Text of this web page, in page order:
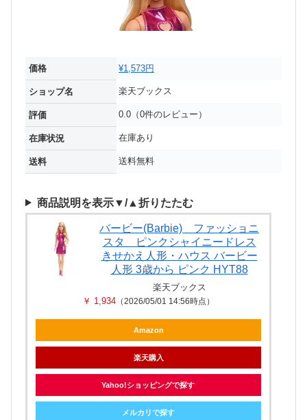
価格 ¥1,573円
ショップ名 楽天ブックス
評価 0.0（0件のレビュー）
在庫状況 在庫あり
送料 送料無料
商品説明を表示▼/▲折りたたむ
バービー(Barbie) ファッショニ
スタ ピンクシャイニードレス
きせかえ人形・ハウス バービー
人形 3歳から ピンク HYT88
楽天ブックス
￥ 1,934 （2026/05/01 14:56時点）
Amazon
楽天購入
Yahoo!ショッピングで探す
メルカリで探す